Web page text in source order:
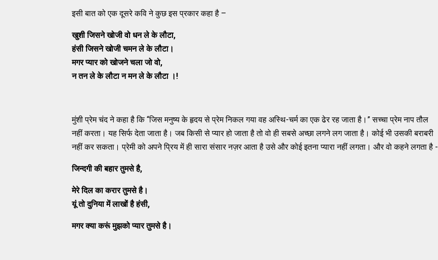
इसी बात को एक दूसरे कवि ने कुछ इस प्रकार कहा है –
खुशी जिसने खोजी वो धन ले के लौटा,
हंसी जिसने खोजी चमन ले के लौटा।
मगर प्यार को खोजने चला जो वो,
न तन ले के लौटा न मन ले के लौटा ।!
मुंशी प्रेम चंद ने कहा है कि “जिस मनुष्य के हृदय से प्रेम निकल गया वह अस्थि-चर्म का एक ढेर रह जाता है।” सच्चा प्रेम नाप तौल
नहीं करता। यह सिर्फ देता जाता है। जब किसी से प्यार हो जाता है तो वो ही सबसे अच्छा लगने लग जाता है। कोई भी उसकी बराबरी
नहीं कर सकता। प्रेमी को अपने प्रिय में ही सारा संसार नज़र आता है उसे और कोई इतना प्यारा नहीं लगता। और वो कहने लगता है -
जिन्दगी की बहार तुमसे है,
मेरे दिल का करार तुमसे है।
यूं तो दुनिया में लाखों है हंसी,
मगर क्या करूं मुझको प्यार तुमसे है।